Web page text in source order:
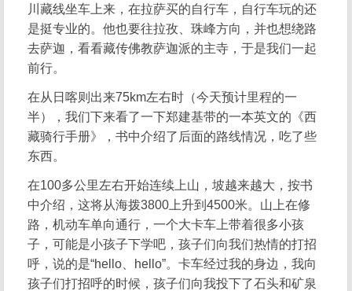
川藏线坐车上来，在拉萨买的自行车，自行车玩的还
是挺专业的。他也要往拉孜、珠峰方向，并也想绕路
去萨迦，看看藏传佛教萨迦派的主寺，于是我们一起
前行。
在从日喀则出来75km左右时（今天预计里程的一
半），我们下来看了一下郑建基带的一本英文的《西
藏骑行手册》，书中介绍了后面的路线情况，吃了些
东西。
在100多公里左右开始连续上山，坡越来越大，按书
中介绍，这将从海拨3800上升到4500米。山上在修
路，机动车单向通行，一个大卡车上带着很多小孩
子，可能是小孩子下学吧，孩子们向我们热情的打招
呼，说的是“hello、hello”。卡车经过我的身边，我向
孩子们打招呼的时候，孩子们向我投下了石头和矿泉